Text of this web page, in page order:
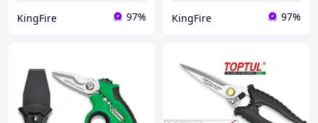
KingFire 97% KingFire 97%